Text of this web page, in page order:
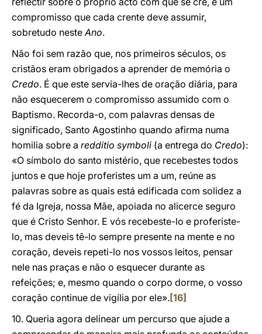
compromisso que cada crente deve assumir,
sobretudo nesteAno.
Não foi sem razão que, nos primeiros séculos, os
cristãos eram obrigados a aprender de memória o
Credo. É que este servia-lhes de oração diária, para
não esquecerem o compromisso assumido com o
Baptismo. Recorda-o, com palavras densas de
significado, Santo Agostinho quando afirma numa
homilia sobre a redditio symboli (a entrega do Credo):
«O símbolo do santo mistério, que recebestes todos
juntos e que hoje proferistes um a um, reúne as
palavras sobre as quais está edificada com solidez a
fé da Igreja, nossa Mãe, apoiada no alicerce seguro
que é Cristo Senhor. E vós recebeste-lo e proferiste-
lo, mas deveis tê-lo sempre presente na mente e no
coração, deveis repeti-lo nos vossos leitos, pensar
nele nas praças e não o esquecer durante as
refeições; e, mesmo quando o corpo dorme, o vosso
coração continue de vigília por ele».[16]
10. Queria agora delinear um percurso que ajude a